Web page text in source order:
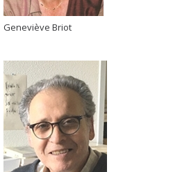
Geneviève Briot